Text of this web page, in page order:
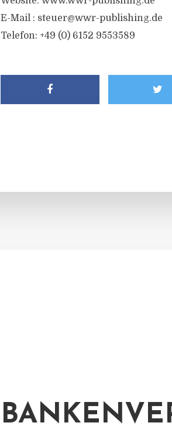
E-Mail : steuer@wwr-publishing.de
Telefon: +49 (0) 6152 9553589